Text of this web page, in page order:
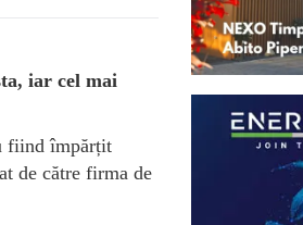
iar cel mai
fiind împărțit
de către firma de